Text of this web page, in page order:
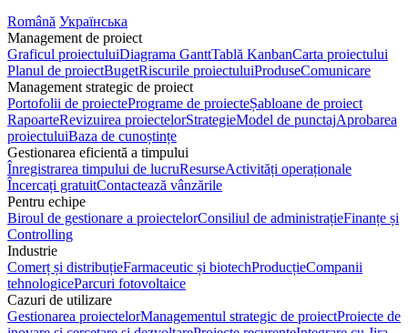
Română Українська
Management de proiect
Graficul proiectuluiDiagrama GanttTablă KanbanCarta proiectului
Planul de proiectBugetRiscurile proiectuluiProduseComunicare
Management strategic de proiect
Portofolii de proiectePrograme de proiecteȘabloane de proiect
RapoarteRevizuirea proiectelorStrategieModel de punctajAprobarea
proiectuluiBaza de cunoștințe
Gestionarea eficientă a timpului
Înregistrarea timpului de lucruResurseActivități operaționale
Încercați gratuitContactează vânzările
Pentru echipe
Biroul de gestionare a proiectelorConsiliul de administrațieFinanțe și
Controlling
Industrie
Comerț și distribuțieFarmaceutic și biotechProducțieCompanii
tehnologiceParcuri fotovoltaice
Cazuri de utilizare
Gestionarea proiectelorManagementul strategic de proiectProiecte de